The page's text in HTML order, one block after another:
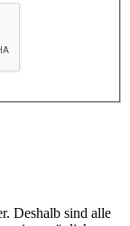
Deshalb sind alle